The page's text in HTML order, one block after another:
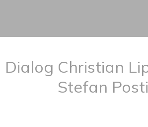
Dialog Christian
Stefan